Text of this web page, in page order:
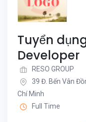
Tuyển
Developer
RESO GROUP
39 Đ. Bến Vân
Chí Minh
Full Time